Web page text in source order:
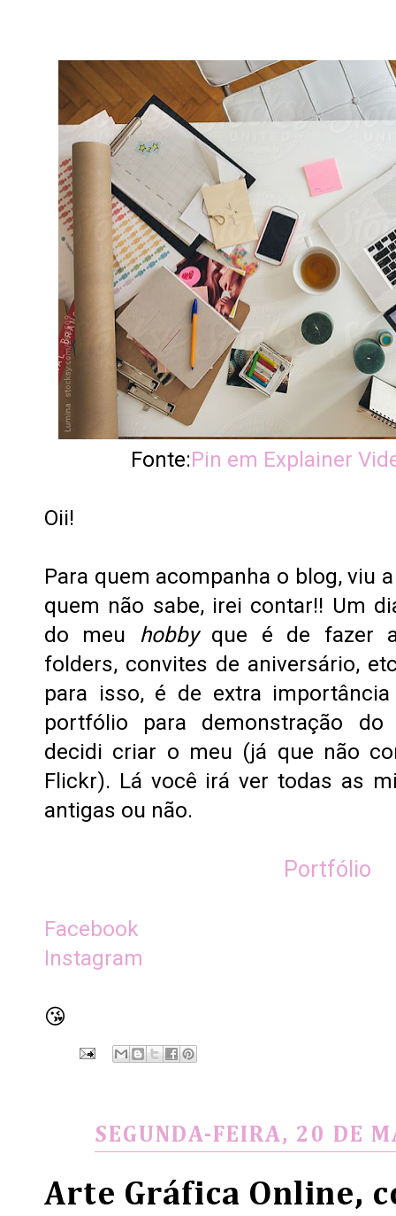
Fonte:Pin em Explainer
Oii!
Para quem acompanha o blog, viu
quem não sabe, irei contar!! Um
do meu hobby que é de fazer
folders, convites de aniversário,
para isso, é de extra
portfólio para demonstração do
decidi criar o meu (já que não
Flickr). Lá você irá ver todas as
antigas ou não.
Portfólio
Facebook
Instagram
😘
SEGUNDA-FEIRA, 20 DE
Arte Gráfica Online,